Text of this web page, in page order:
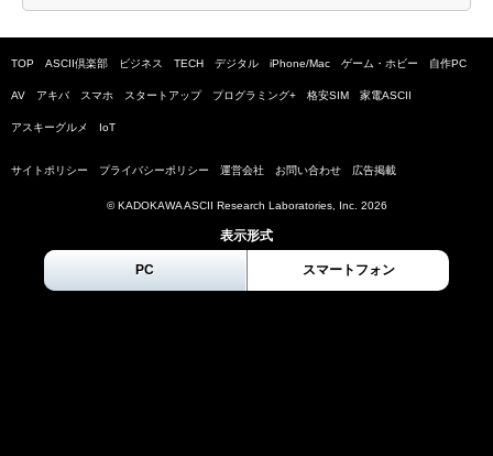
TOP ASCII倶楽部 ビジネス TECH デジタル iPhone/Mac ゲーム・ホビー 自作PC
AV アキバ スマホ スタートアップ プログラミング+ 格安SIM 家電ASCII
アスキーグルメ IoT
サイトポリシー プライバシーポリシー 運営会社 お問い合わせ 広告掲載
© KADOKAWA ASCII Research Laboratories, Inc. 2026
表示形式
PC スマートフォン